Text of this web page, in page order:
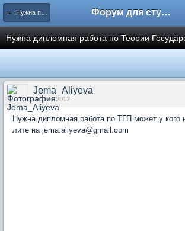
← Нужна помощь Форум для студента СГА
Нужна дипломная работа по Теории
Jema_Aliyeva
03 Dec 2012
Нужна дипломная работа по ТГП может у кого
лите на jema.aliyeva@gmail.com